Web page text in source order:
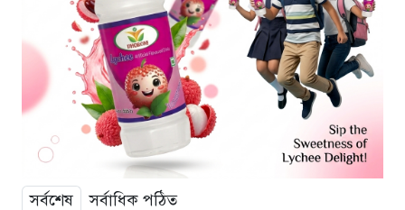
সর্বশেষ সর্বাধিক পঠিত